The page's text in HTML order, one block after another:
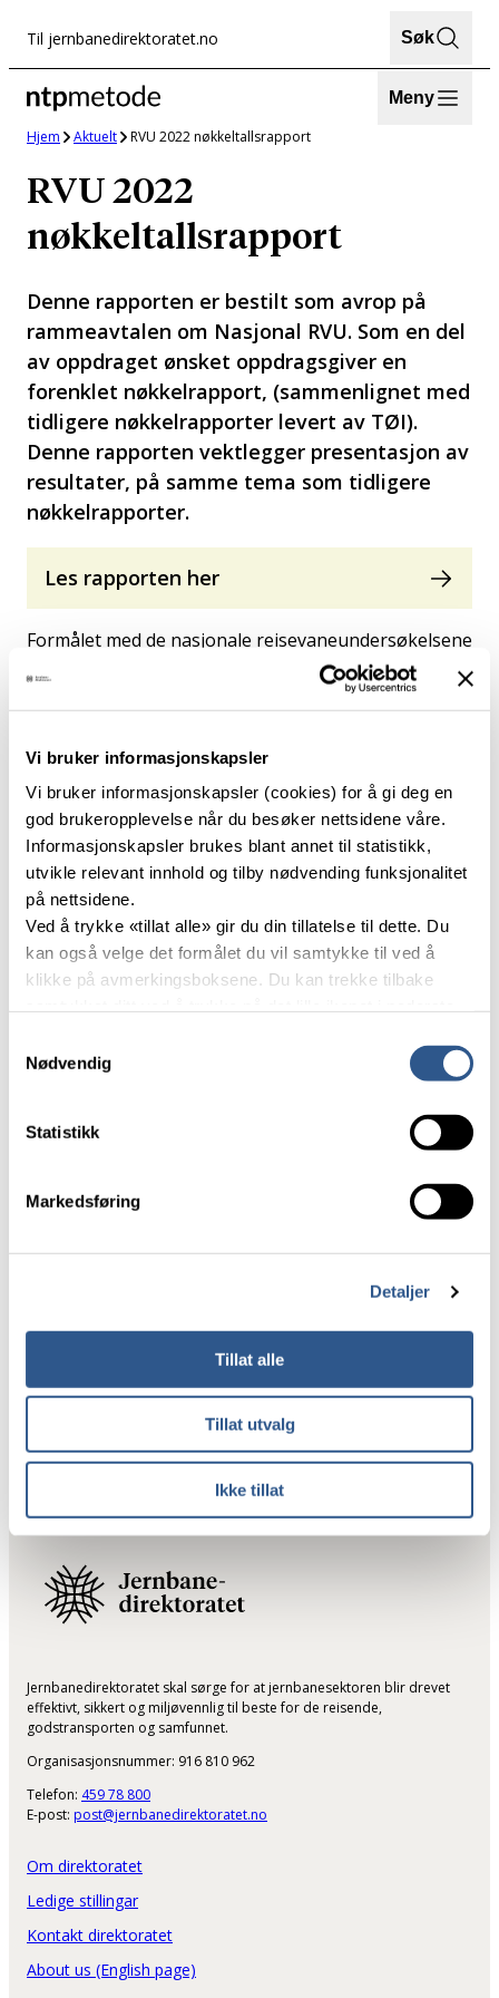
Vi bruker informasjonskapsler
Vi bruker informasjonskapsler (cookies) for å gi deg en
god brukeropplevelse når du besøker nettsidene våre.
Informasjonskapsler brukes blant annet til statistikk,
utvikle relevant innhold og tilby nødvending funksjonalitet
på nettsidene.
Ved å trykke «tillat alle» gir du din tillatelse til dette. Du
kan også velge det formålet du vil samtykke til ved å
klikke på avmerkingsboksene. Du kan trekke tilbake
Nødvendig
Statistikk
Markedsføring
Detaljer
Tillat alle
Tillat utvalg
Ikke tillat
innhold
Til jernbanedirektoratet.no Søk
Meny
Hjem Aktuelt RVU 2022 nøkkeltallsrapport
RVU 2022
nøkkeltallsrapport
Denne rapporten er bestilt som avrop på
rammeavtalen om Nasjonal RVU. Som en del
av oppdraget ønsket oppdragsgiver en
forenklet nøkkelrapport, (sammenlignet med
tidligere nøkkelrapporter levert av TØI).
Denne rapporten vektlegger presentasjon av
resultater, på samme tema som tidligere
nøkkelrapporter.
Les rapporten her
Formålet med de nasjonale reisevaneundersøkelsene
befolkningens reiseaktivitet og reisemønster.
modellutvikling innenfor transportsektoren, og er
blant annet blitt brukt i arbeidet med:
Stortingsmeldinger og Nasjonal Transportplan
(NTP)
Lokal og regional areal- og
transportplanlegging
Analyser av konkurranseflater og
markedsandeler
Persontransportmodeller
Statistikk og eksponeringstall
Ulike mobilitetsanalyser knyttet til velferd,
Samferdselsdepartementet, Statens vegvesen (SVV),
som avrop på rammeavtalen om Nasjonal RVU.
tidligere nøkkelrapporter levert av TØI). Denne
rapporten vektlegger presentasjon av resultater, på
samme tema som tidligere nøkkelrapporter.
Jernbanedirektoratet skal sørge for at jernbanesektoren blir drevet
effektivt, sikkert og miljøvennlig til beste for de reisende,
godstransporten og samfunnet.
Organisasjonsnummer: 916 810 962
Telefon: 459 78 800
E-post: post@jernbanedirektoratet.no
Om direktoratet
Ledige stillingar
Kontakt direktoratet
About us (English page)